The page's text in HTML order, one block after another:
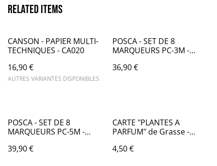
Related items
CANSON - PAPIER MULTI-
TECHNIQUES - CA020
16,90 €
AUTRES VARIANTES DISPONIBLES
POSCA - SET DE 8
MARQUEURS PC-3M -
PC003801
36,90 €
POSCA - SET DE 8
MARQUEURS PC-5M -
39,90 €
CARTE "PLANTES A
PARFUM" de Grasse -
Mimosa - TR007004
4,50 €